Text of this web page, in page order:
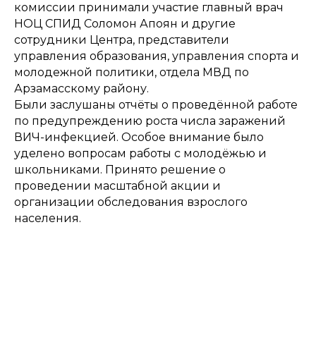
комиссии принимали участие главный врач
НОЦ СПИД Соломон Апоян и другие
сотрудники Центра, представители
управления образования, управления спорта и
молодежной политики, отдела МВД по
Арзамасскому району.
Были заслушаны отчёты о проведённой работе
по предупреждению роста числа заражений
ВИЧ-инфекцией. Особое внимание было
уделено вопросам работы с молодёжью и
школьниками. Принято решение о
проведении масштабной акции и
организации обследования взрослого
населения.